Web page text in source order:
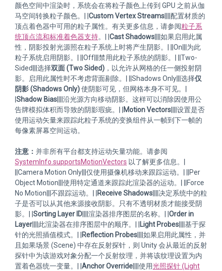
颜色空间中渲染时，系统会在将粒子颜色上传到 GPU 之前从伽
马空间转换粒子颜色。| | Custom Vertex Streams ||||配置材质的
顶点着色器中可用的粒子属性。有关更多信息，请参阅粒子系
统顶点流和标准着色器支持。| | Cast Shadows ||||如果启用此属
性，阴影投射光源照在粒子系统上时将产生阴影。| ||On|||为此
粒子系统启用阴影。| ||Off|||禁用此粒子系统的阴影。| ||Two-
Sided|||选择双面 (Two Sided) ，以允许从网格的任一侧投射阴
影。启用此属性时不考虑背面剔除。| ||Shadows Only|||选择仅
阴影 (Shadows Only)使阴影可见，但网格本身不可见。|
Shadow Bias ||||沿光源方向移动阴影。这样可以消除因使用公
告牌模拟体积而导致的阴影瑕疵。| |
Motion Vectors ||||设置是否
使用运动矢量来跟踪此粒子系统的变换组件从一帧到下一帧的
每像素屏幕空间运动。
注意： 并非所有平台都支持运动矢量功能。请参阅
SystemInfo.supportsMotionVectors 以了解更多信息。|
||Camera Motion Only|||仅使用摄像机移动来跟踪运动。| ||Per
Object Motion|||使用特定通道来跟踪此渲染器的运动。| ||Force
No Motion|||不跟踪运动。| |
Receive Shadows ||||决定系统中的粒
子是否可以从其他来源接收阴影。只有不透明材质才能接受阴
影。| | Sorting Layer ID ||||渲染器排序图层的名称。| | Order in
Layer ||||此渲染器在排序图层中的顺序。| | Light Probes ||||基于探
针的光照插值模式。| |
Reflection Probes ||||如果启用此属性，并
且如果场景 (Scene) 中存在反射探针，则 Unity 会从最近的反射
探针中为该游戏对象分配一个反射纹理，并将该纹理设置为内
置着色器统一变量。| | Anchor Override ||||使用光照探针 (Light